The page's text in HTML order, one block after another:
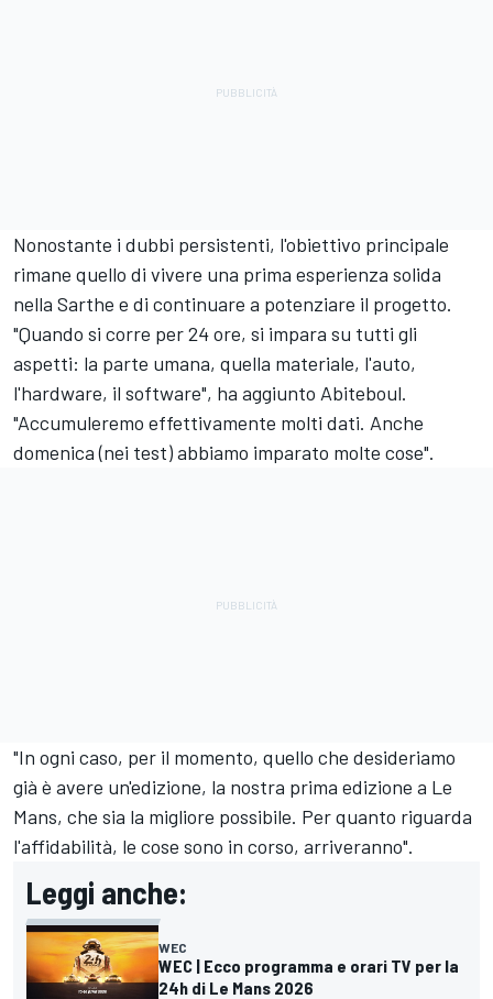
Nonostante i dubbi persistenti, l'obiettivo principale
rimane quello di vivere una prima esperienza solida
nella Sarthe e di continuare a potenziare il progetto.
"Quando si corre per 24 ore, si impara su tutti gli
aspetti: la parte umana, quella materiale, l'auto,
l'hardware, il software", ha aggiunto Abiteboul.
"Accumuleremo effettivamente molti dati. Anche
domenica (nei test) abbiamo imparato molte cose".
"In ogni caso, per il momento, quello che desideriamo
già è avere un'edizione, la nostra prima edizione a Le
Mans, che sia la migliore possibile. Per quanto riguarda
l'affidabilità, le cose sono in corso, arriveranno".
Leggi anche:
WEC
WEC | Ecco programma e orari TV per la
24h di Le Mans 2026